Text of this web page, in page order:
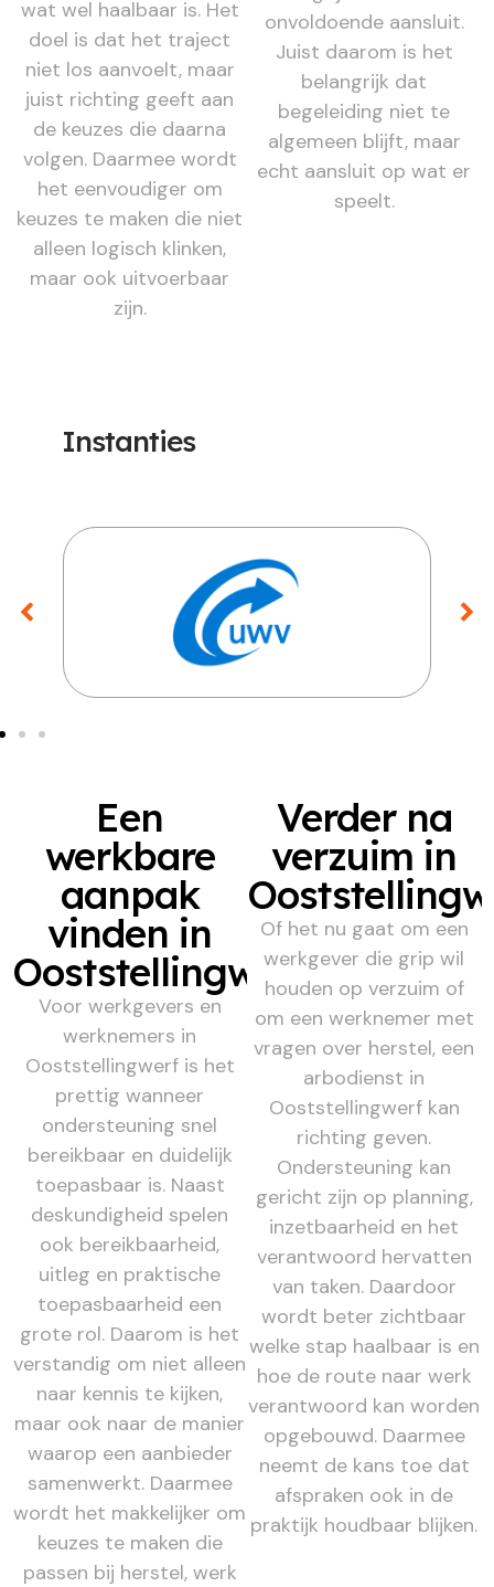
wat wel haalbaar is. Het
doel is dat het traject
niet los aanvoelt, maar
juist richting geeft aan
de keuzes die daarna
volgen. Daarmee wordt
het eenvoudiger om
keuzes te maken die niet
alleen logisch klinken,
maar ook uitvoerbaar
zijn.
onvoldoende aansluit.
Juist daarom is het
belangrijk dat
begeleiding niet te
algemeen blijft, maar
echt aansluit op wat er
speelt.
Instanties
Een
werkbare
aanpak
vinden in
Ooststellingwerf
Voor werkgevers en
werknemers in
Ooststellingwerf is het
prettig wanneer
ondersteuning snel
bereikbaar en duidelijk
toepasbaar is. Naast
deskundigheid spelen
ook bereikbaarheid,
uitleg en praktische
toepasbaarheid een
grote rol. Daarom is het
verstandig om niet alleen
naar kennis te kijken,
maar ook naar de manier
waarop een aanbieder
samenwerkt. Daarmee
wordt het makkelijker om
keuzes te maken die
passen bij herstel, werk
Verder na
verzuim in
Of het nu gaat om een
werkgever die grip wil
houden op verzuim of
om een werknemer met
vragen over herstel, een
arbodienst in
Ooststellingwerf kan
richting geven.
Ondersteuning kan
gericht zijn op planning,
inzetbaarheid en het
verantwoord hervatten
van taken. Daardoor
wordt beter zichtbaar
welke stap haalbaar is en
hoe de route naar werk
verantwoord kan worden
opgebouwd. Daarmee
neemt de kans toe dat
afspraken ook in de
praktijk houdbaar blijken.